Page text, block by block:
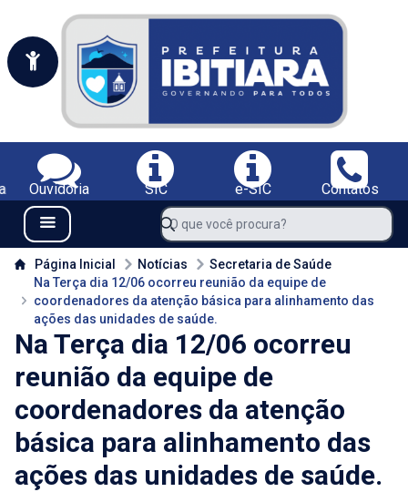
Portal da Prefeitura Municipal de Ibitiara-BA
Serviços da Prefeitura Municipal de Ibitiara-BA;
Ouvidoria SIC e-SIC
Contatos
Navegue pelo portal da Prefeitura de Ibitiara-BA
Menu Bar
O que você procura?
Conteúdo da Prefeitura de Ibitiara-BA
Página Inicial Notícias
Secretaria de Saúde
Na Terça dia 12/06 ocorreu reunião da equipe de
coordenadores da atenção básica para alinhamento das
ações das unidades de saúde.
Na Terça dia 12/06 ocorreu
reunião da equipe de
coordenadores da atenção
básica para alinhamento das
ações das unidades de saúde.